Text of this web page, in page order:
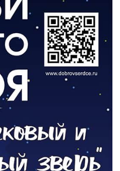
народов»